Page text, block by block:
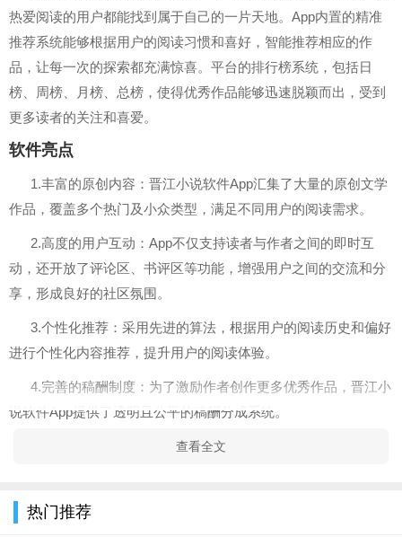
热爱阅读的用户都能找到属于自己的一片天地。App内置的精准
推荐系统能够根据用户的阅读习惯和喜好，智能推荐相应的作
品，让每一次的探索都充满惊喜。平台的排行榜系统，包括日
榜、周榜、月榜、总榜，使得优秀作品能够迅速脱颖而出，受到
更多读者的关注和喜爱。
软件亮点
1.丰富的原创内容：晋江小说软件App汇集了大量的原创文学
作品，覆盖多个热门及小众类型，满足不同用户的阅读需求。
2.高度的用户互动：App不仅支持读者与作者之间的即时互
动，还开放了评论区、书评区等功能，增强用户之间的交流和分
享，形成良好的社区氛围。
3.个性化推荐：采用先进的算法，根据用户的阅读历史和偏好
进行个性化内容推荐，提升用户的阅读体验。
4.完善的稿酬制度：为了激励作者创作更多优秀作品，晋江小
说软件App提供了透明且公平的稿酬分成系统。
品内容的阅读权限，
心功能。
查看全文
热门推荐